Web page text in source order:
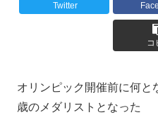
Twitter
コ
オリンピック開催前に何と
歳のメダリストとなった